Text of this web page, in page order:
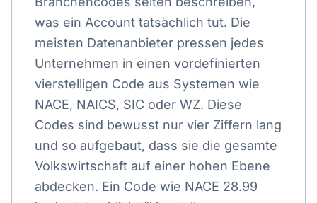
was ein Account tatsächlich tut. Die
meisten Datenanbieter pressen jedes
Unternehmen in einen vordefinierten
vierstelligen Code aus Systemen wie
NACE, NAICS, SIC oder WZ. Diese
Codes sind bewusst nur vier Ziffern lang
und so aufgebaut, dass sie die gesamte
Volkswirtschaft auf einer hohen Ebene
abdecken. Ein Code wie NACE 28.99